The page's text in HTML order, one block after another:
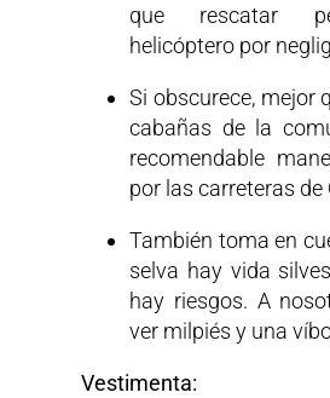
que rescatar
helicóptero por
Si obscurece, mejor
cabañas de la
recomendable
por las carreteras de
También toma en
selva hay vida
hay riesgos. A
ver milpiés y una
Vestimenta: